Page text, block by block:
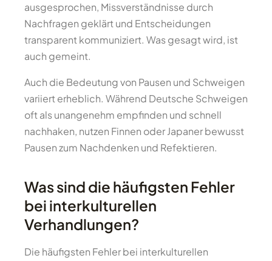
ausgesprochen, Missverständnisse durch
Nachfragen geklärt und Entscheidungen
transparent kommuniziert. Was gesagt wird, ist
auch gemeint.
Auch die Bedeutung von Pausen und Schweigen
variiert erheblich. Während Deutsche Schweigen
oft als unangenehm empfinden und schnell
nachhaken, nutzen Finnen oder Japaner bewusst
Pausen zum Nachdenken und Refektieren.
Was sind die häufigsten Fehler
bei interkulturellen
Verhandlungen?
Die häufigsten Fehler bei interkulturellen